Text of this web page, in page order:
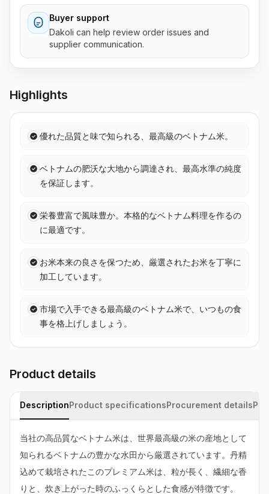
Highlights
優れた品質と味で知られる、最高級のベトナム米。
ベトナムの肥沃な大地から調達され、最高水準の純度
を保証します。
栄養豊富で風味豊か。本格的なベトナム料理を作るの
に最適です。
お米本来の良さを保つため、厳選されたお米を丁寧に
加工しています。
市場で入手できる最高級のベトナム米で、いつもの食
事を格上げしましょう。
Product details
DescriptionProduct specificationsProcurement details
当社の高品質なベトナム米は、世界最高級の米の産地として
知られるベトナムの豊かな水田から厳選されています。丹精
込めて栽培されたこのプレミアム米は、粒が長く、繊細な香
りと、炊き上がった時のふっくらとした食感が特徴です。
Buyer support
Dakoli can help review order issues and
supplier communication.